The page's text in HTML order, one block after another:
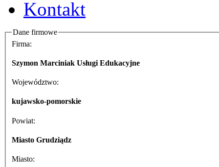
Kontakt
Dane firmowe
Firma:
Szymon Marciniak Usługi Edukacyjne
Województwo:
kujawsko-pomorskie
Powiat:
Miasto Grudziądz
Miasto: